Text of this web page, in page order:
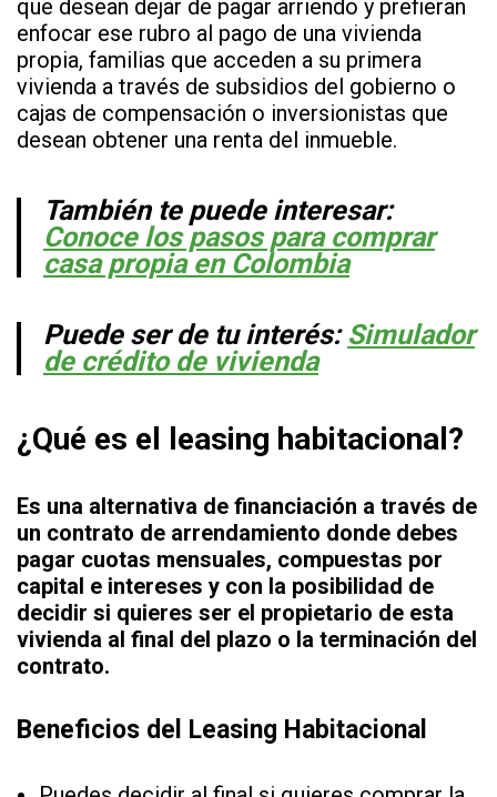
que desean dejar de pagar arriendo y prefieran
enfocar ese rubro al pago de una vivienda
propia, familias que acceden a su primera
vivienda a través de subsidios del gobierno o
cajas de compensación o inversionistas que
desean obtener una renta del inmueble.
También te puede interesar:
Conoce los pasos para comprar
casa propia en Colombia
Puede ser de tu interés: Simulador
de crédito de vivienda
¿Qué es el leasing habitacional?
Es una alternativa de financiación a través de
un contrato de arrendamiento donde debes
pagar cuotas mensuales, compuestas por
capital e intereses y con la posibilidad de
decidir si quieres ser el propietario de esta
vivienda al final del plazo o la terminación del
contrato.
Beneficios del Leasing Habitacional